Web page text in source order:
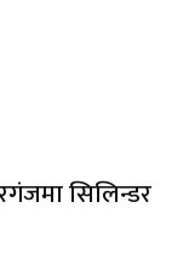
सिलिन्डर